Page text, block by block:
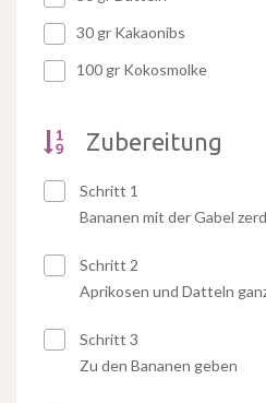
30 gr Kakaonibs
100 gr Kokosmolke
Zubereitung
Schritt 1
Bananen mit der Gabel
Schritt 2
Aprikosen und Datteln
Schritt 3
Zu den Bananen geben